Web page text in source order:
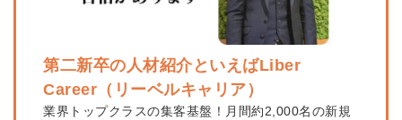
第二新卒の人材紹介といえばLiber
Career（リーベルキャリア）
業界トップクラスの集客基盤！月間約2,000名の新規